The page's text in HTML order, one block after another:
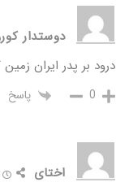
دوستدار
درود بر پدر ایران
0 پاسخ
اختای